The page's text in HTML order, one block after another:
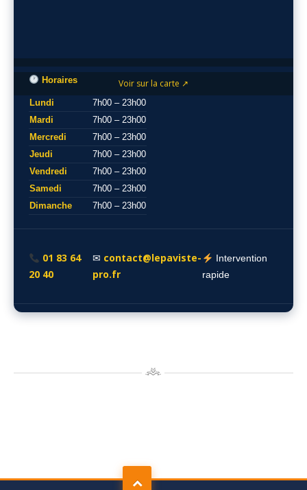
Voir sur la carte ↗
Horaires
Lundi
7h00 – 23h00
Mardi
7h00 – 23h00
Mercredi
7h00 – 23h00
Jeudi
7h00 – 23h00
Vendredi
7h00 – 23h00
Samedi
7h00 – 23h00
Dimanche
7h00 – 23h00
01 83 64
20 40
✉ contact@lepaviste-
pro.fr
Intervention
rapide